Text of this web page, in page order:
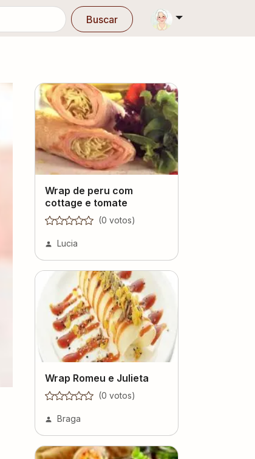
Buscar
Wrap de peru com
cottage e tomate
(0 votos)
Lucia
Wrap Romeu e Julieta
(0 votos)
Braga